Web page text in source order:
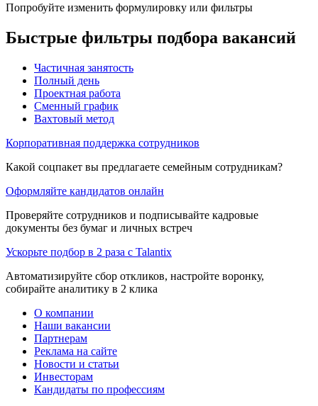
Попробуйте изменить формулировку или фильтры
Быстрые фильтры подбора вакансий
Частичная занятость
Полный день
Проектная работа
Сменный график
Вахтовый метод
Корпоративная поддержка сотрудников
Какой соцпакет вы предлагаете семейным сотрудникам?
Оформляйте кандидатов онлайн
Проверяйте сотрудников и подписывайте кадровые
документы без бумаг и личных встреч
Ускорьте подбор в 2 раза с Talantix
Автоматизируйте сбор откликов, настройте воронку,
собирайте аналитику в 2 клика
О компании
Наши вакансии
Партнерам
Реклама на сайте
Новости и статьи
Инвесторам
Кандидаты по профессиям